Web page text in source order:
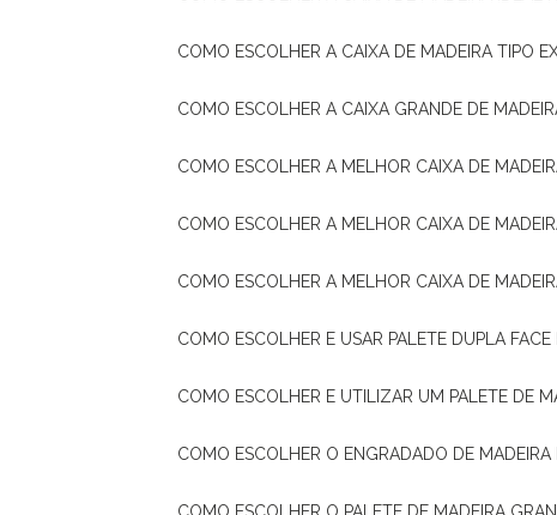
COMO ESCOLHER A CAIXA DE MADEIRA TIPO
COMO ESCOLHER A CAIXA GRANDE DE
COMO ESCOLHER A MELHOR CAIXA DE
COMO ESCOLHER A MELHOR CAIXA DE
COMO ESCOLHER A MELHOR CAIXA DE
COMO ESCOLHER E USAR PALETE DUPLA
COMO ESCOLHER E UTILIZAR UM PALETE DE
COMO ESCOLHER O ENGRADADO DE